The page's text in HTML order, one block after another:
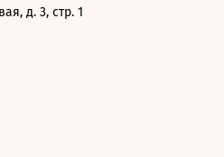
д. 3, стр. 1